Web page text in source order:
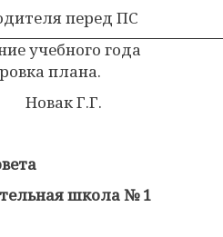
перед ПС
учебного года
плана.
Новак Г.Г.
школа № 1